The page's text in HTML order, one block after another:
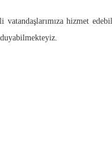
hizmet